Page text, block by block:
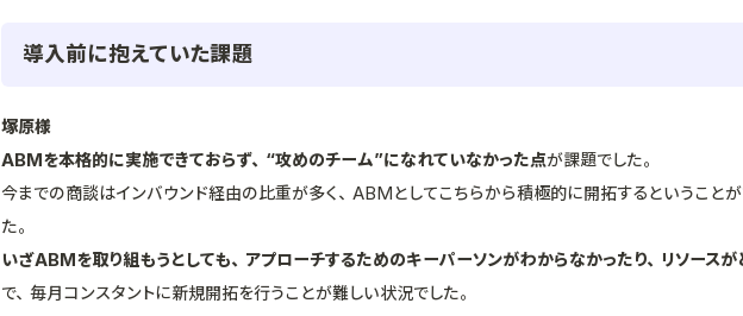
導入前に抱えていた課題
塚原様
ABMを本格的に実施できておらず、“攻めのチーム”になれていなかった点が課題でした。
今までの商談はインバウンド経由の比重が多く、ABMとしてこちらから積極的に開拓するということ
た。
いざABMを取り組もうとしても、アプローチするためのキーパーソンがわからなかったり、リソース
で、毎月コンスタントに新規開拓を行うことが難しい状況でした。